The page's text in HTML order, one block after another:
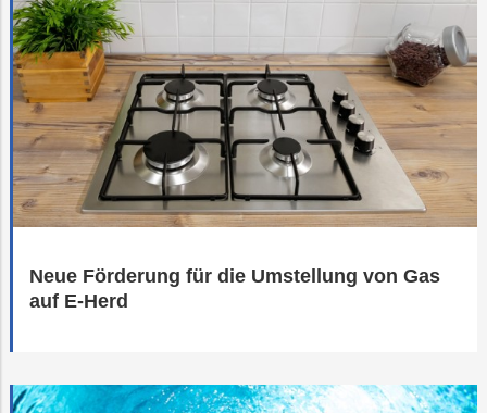
Neue Förderung für die Umstellung von Gas
auf E-Herd